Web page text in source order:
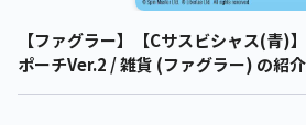
【ファグラー】【Cサスビシャス(青)
ポーチVer.2 / 雑貨 (ファグラー) の紹介